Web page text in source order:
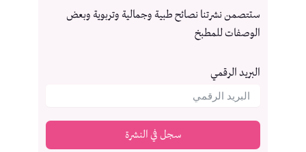
ستتصمن نشرتنا نصائح طبية وجمالية وتربوية وبعض
الوصفات للمطبخ
البريد الرقمي
سجل في النشرة